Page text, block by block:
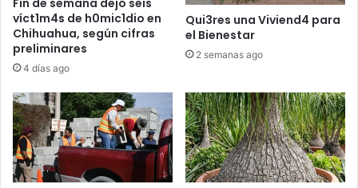
Fin de semana dejó seis
víct1m4s de h0mic1dio en
Chihuahua, según cifras
preliminares
4 días ago
Qui3res una Viviend4 para
el Bienestar
2 semanas ago